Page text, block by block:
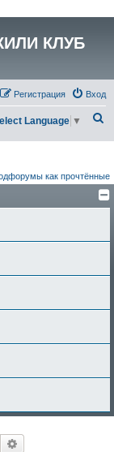
КЛУБ
Вход
Регистрация
с
к
Language ▼
как прочтённые
Поиск